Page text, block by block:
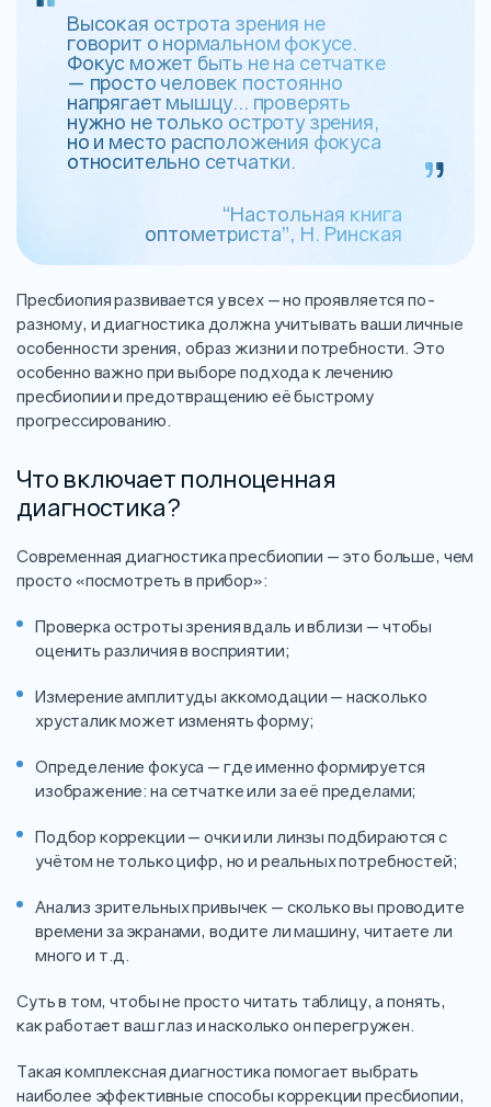
Высокая острота зрения не
говорит о нормальном фокусе.
Фокус может быть не на сетчатке
— просто человек постоянно
напрягает мышцу... проверять
нужно не только остроту зрения,
но и место расположения фокуса
относительно сетчатки.
“Настольная книга
оптометриста”, Н. Ринская
Пресбиопия развивается у всех — но проявляется по-
разному, и диагностика должна учитывать ваши личные
особенности зрения, образ жизни и потребности. Это
особенно важно при выборе подхода к лечению
пресбиопии и предотвращению её быстрому
прогрессированию.
Что включает полноценная
диагностика?
Современная диагностика пресбиопии — это больше, чем
просто «посмотреть в прибор»:
Проверка остроты зрения вдаль и вблизи — чтобы
оценить различия в восприятии;
Измерение амплитуды аккомодации — насколько
хрусталик может изменять форму;
Определение фокуса — где именно формируется
изображение: на сетчатке или за её пределами;
Подбор коррекции — очки или линзы подбираются с
учётом не только цифр, но и реальных потребностей;
Анализ зрительных привычек — сколько вы проводите
времени за экранами, водите ли машину, читаете ли
много и т.д.
Суть в том, чтобы не просто читать таблицу, а понять,
как работает ваш глаз и насколько он перегружен.
Такая комплексная диагностика помогает выбрать
наиболее эффективные способы коррекции пресбиопии,